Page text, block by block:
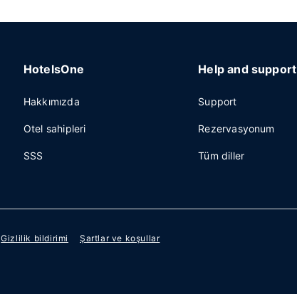
HotelsOne
Hakkımızda
Otel sahipleri
SSS
Help and support
Support
Rezervasyonum
Tüm diller
Gizlilik bildirimi Şartlar ve koşullar